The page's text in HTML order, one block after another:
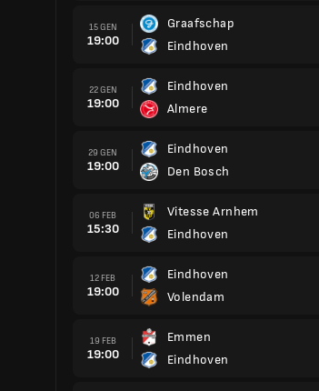
15 GEN
19:00
Graafschap
Eindhoven
22 GEN
19:00
Eindhoven
Almere
29 GEN
19:00
Eindhoven
Den Bosch
06 FEB
15:30
Vitesse Arnhem
Eindhoven
12 FEB
19:00
Eindhoven
Volendam
19 FEB
19:00
Emmen
Eindhoven